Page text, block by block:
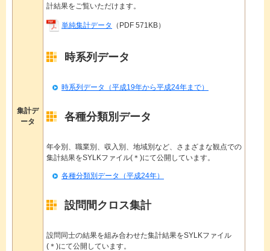
集計デ
ータ
計結果をご覧いただけます。
単純集計データ （PDF 571KB）
時系列データ
時系列データ（平成19年から平成24年まで）
各種分類別データ
年令別、職業別、収入別、地域別など、さまざまな観点での
集計結果をSYLKファイル(＊)にて公開しています。
各種分類別データ（平成24年）
設問間クロス集計
設問同士の結果を組み合わせた集計結果をSYLKファイル
(＊)にて公開しています。